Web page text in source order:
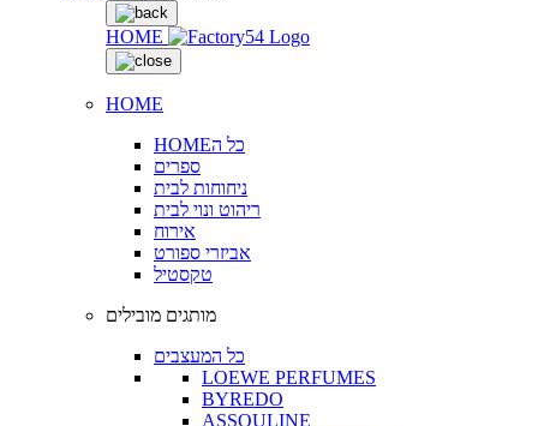
HOME
HOME
HOMEכל ה
ספרים
ניחוחות לבית
ריהוט ונוי לבית
אירוח
אביזרי ספורט
טקסטיל
מותגים מובילים
כל המעצבים
LOEWE PERFUMES
BYREDO
ASSOULINE